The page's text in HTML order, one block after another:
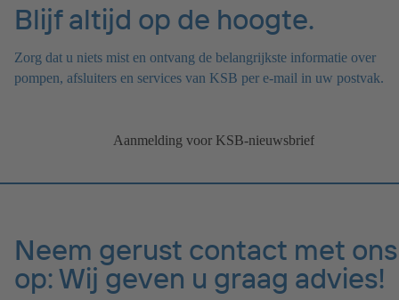
Blijf altijd op de hoogte.
Zorg dat u niets mist en ontvang de belangrijkste informatie over
pompen, afsluiters en services van KSB per e-mail in uw postvak.
Aanmelding voor KSB-nieuwsbrief
Neem gerust contact met ons
op: Wij geven u graag advies!